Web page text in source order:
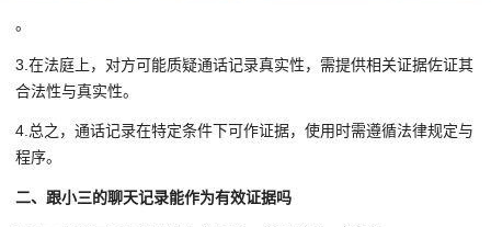
。
3.在法庭上，对方可能质疑通话记录真实性，需提供相关证据佐证其
合法性与真实性。
4.总之，通话记录在特定条件下可作证据，使用时需遵循法律规定与
程序。
二、跟小三的聊天记录能作为有效证据吗